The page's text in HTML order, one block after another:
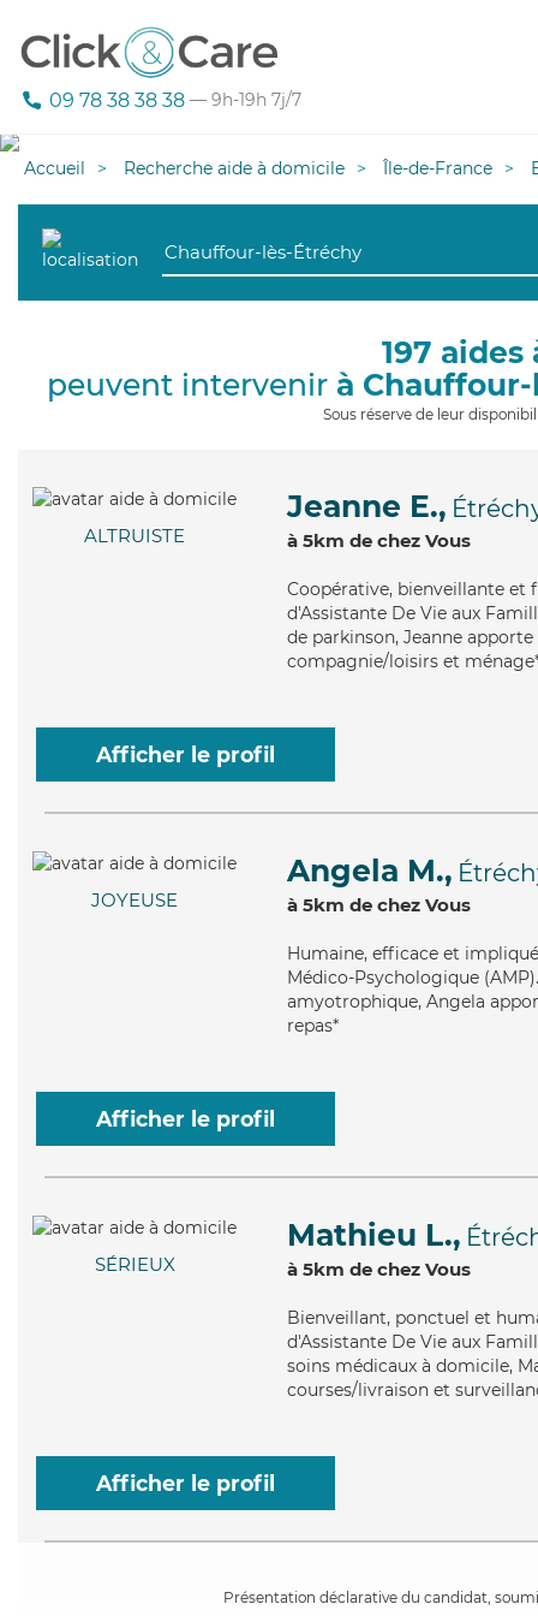
09 78 38 38 38 — 9h-19h 7j/7
Accueil Recherche aide à domicile Île-de-France
197
peuvent intervenir à
Sous réserve de leur
ALTRUISTE
Jeanne E.,
à 5km de chez Vous
Coopérative, bienveillante et
d'Assistante De Vie aux
de parkinson, Jeanne
compagnie/loisirs et
Afficher le profil
JOYEUSE
Angela M.,
à 5km de chez Vous
Humaine, efficace et
Médico-Psychologique
amyotrophique, Angela
repas*
Afficher le profil
SÉRIEUX
Mathieu L.,
à 5km de chez Vous
Bienveillant, ponctuel et
d'Assistante De Vie aux
soins médicaux à domicile,
courses/livraison et
Afficher le profil
Présentation déclarative du candidat,